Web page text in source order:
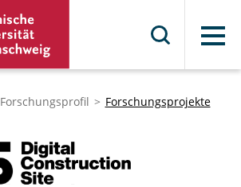
Menü
Forschungsprofil Forschungsprojekte